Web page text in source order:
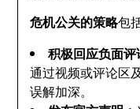
危机公关的策略包
积极回应负面评
通过视频或评论区
误解加深。